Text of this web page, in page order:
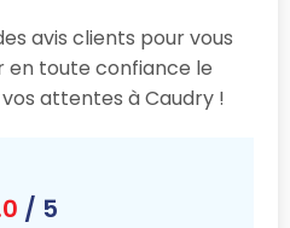
avis clients pour vous
en toute confiance le
attentes à Caudry !
/ 5